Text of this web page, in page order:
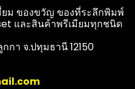
ม ของขวัญ ของที่ระลึกพิมพ์
และสินค้าพรีเมียมทุกชนิด
กา จ.ปทุมธานี 12150